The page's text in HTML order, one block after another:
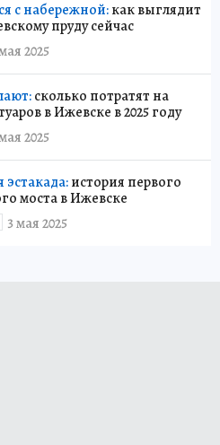
с набережной:как выглядит
пруду сейчас
2025
сколько потратят на
в Ижевске в 2025 году
2025
эстакада:история первого
моста в Ижевске
3 мая 2025